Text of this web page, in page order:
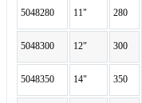
5048280 11" 280
5048300 12" 300
5048350 14" 350